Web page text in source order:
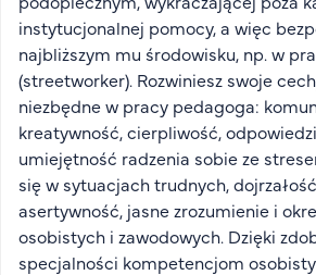
O nas
Akademia Online
Jak się studiuje przez Internet?
FAQ
Nasi wykładowcy
Strefa wiedzy
Kontakt
Górny pasek
Rekrutacja
Platforma zdalnego nauczania
instytucjonalnej pomocy, a więc
najbliższym mu środowisku, np. w
(streetworker). Rozwiniesz swoje
niezbędne w pracy pedagoga:
kreatywność, cierpliwość,
umiejętność radzenia sobie ze
się w sytuacjach trudnych,
asertywność, jasne zrozumienie i
osobistych i zawodowych. Dzięki
specjalności kompetencjom